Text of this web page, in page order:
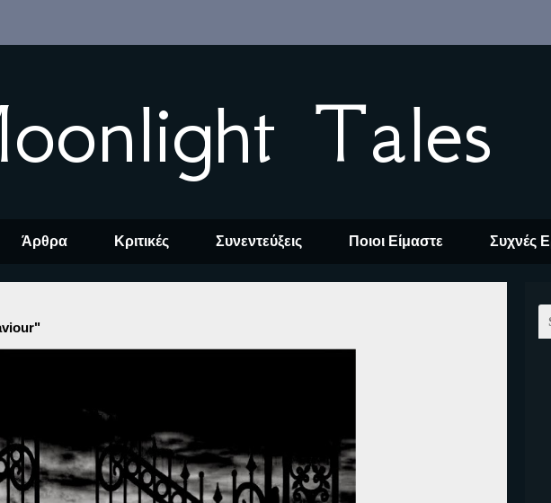
Tales
Άρθρα Κριτικές Συνεντεύξεις Ποιοι Είμαστε Συχνές